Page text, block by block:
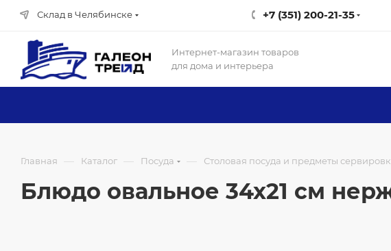
Склад в Челябинске +7 (351) 200-21-35
Интернет-магазин товаров
для дома и интерьера
Главная — Каталог — Посуда — Столовая посуда и предметы
Блюдо овальное 34х21 см